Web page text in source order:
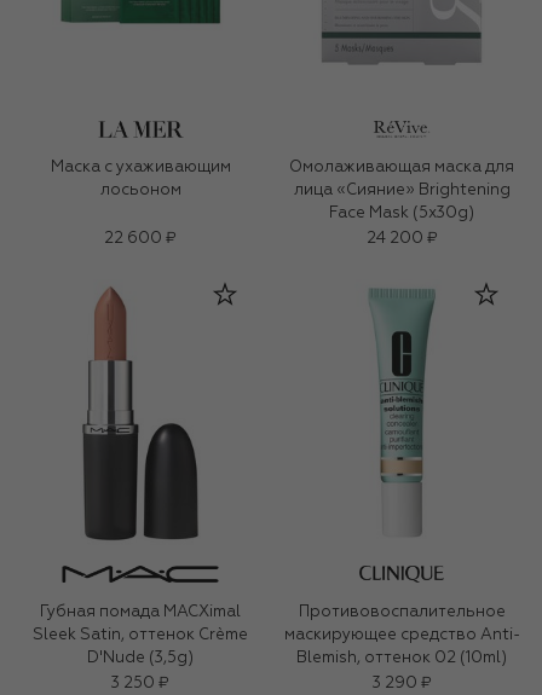
Маска с ухаживающим
лосьоном
22 600 ₽
Омолаживающая маска для
лица «Сияние» Brightening
Face Mask (5х30g)
24 200 ₽
Губная помада MACXimal
Sleek Satin, оттенок Crème
D'Nude (3,5g)
3 250 ₽
Противовоспалительное
маскирующее средство Anti-
Blemish, оттенок 02 (10ml)
3 290 ₽